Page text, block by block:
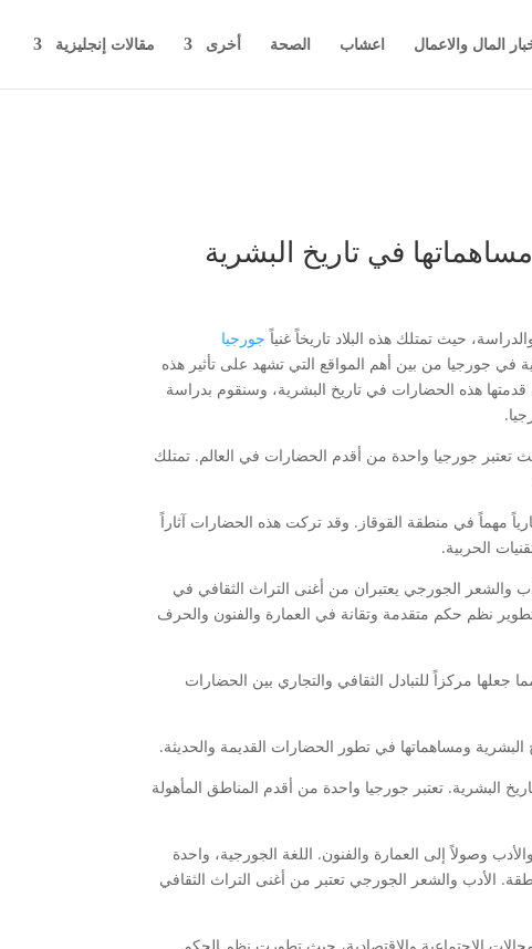
المال والاعمال اعشاب الصحة أخرى مقالات إنجليزية
في تاريخ البشرية
حيث تمتلك هذه البلاد تاريخاً غنياً جورجيا
في جورجيا من بين أهم المواقع التي تشهد على تأثير هذه
هذه الحضارات في تاريخ البشرية، وسنقوم بدراسة
تعتبر جورجيا واحدة من أقدم الحضارات في العالم. تمتلك
مهماً في منطقة القوقاز. وقد تركت هذه الحضارات آثاراً
الحربية.
والشعر الجورجي يعتبران من أغنى التراث الثقافي في
نظم حكم متقدمة وتقانة في العمارة والفنون والحرف
جعلها مركزاً للتبادل الثقافي والتجاري بين الحضارات
ومساهماتها في تطور الحضارات القديمة والحديثة.
البشرية. تعتبر جورجيا واحدة من أقدم المناطق المأهولة
وصولاً إلى العمارة والفنون. اللغة الجورجية، واحدة
الأدب والشعر الجورجي تعتبر من أغنى التراث الثقافي